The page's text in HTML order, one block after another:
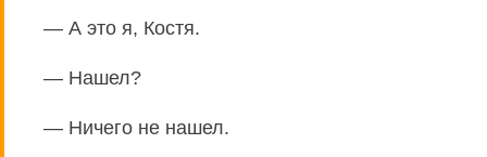
— А это я, Костя.
— Нашел?
— Ничего не нашел.